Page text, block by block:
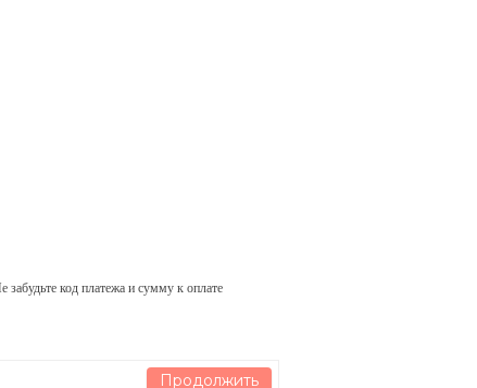
забудьте код платежа и сумму к оплате
Продолжить